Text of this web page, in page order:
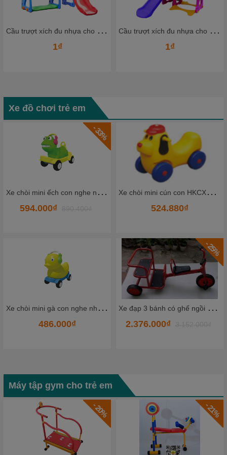
C
ầu trượt xích đu nhựa cho bé CTXDN08_ Dochoikinhbac
1₫
C
ầu trượt xích đu nhựa cho bé CTXDN06_ Dochoikinhbac
1₫
Xe đồ chơi trẻ em
X
e chòi mini cún con HKCXC02-5
524.880₫
X
e đạp 3 bánh có ghế ngồi đằng sau TKCCC5-2
2.376.000₫ 3.152.000₫
X
e đạp 3 bánh 1 chỗ -TQ TKCCC5-1
1.620.000₫ 2.189.000₫
- 2%
Ô
tô chòi chân mẫu mới HKCXC09
2.297.300₫
Máy tập gym cho trẻ em
- 21%